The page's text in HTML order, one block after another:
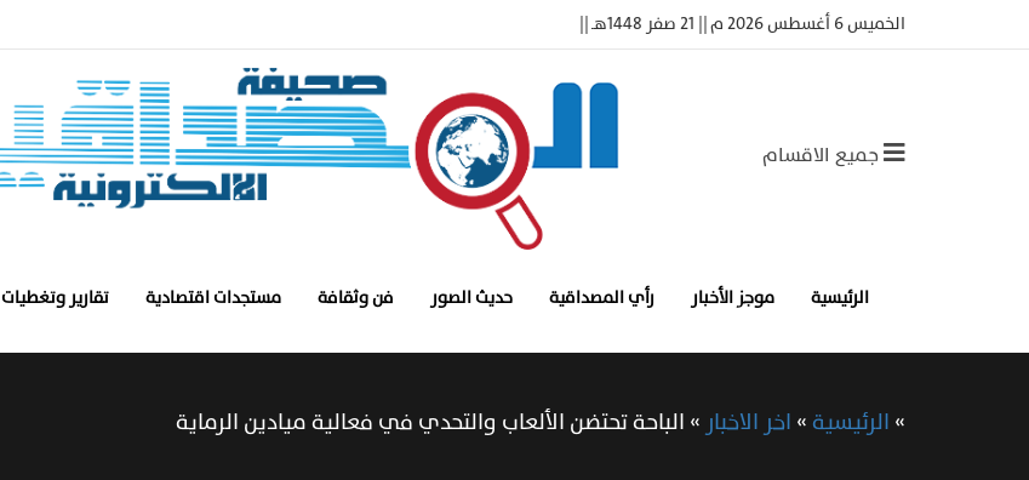
الخميس 6 أغسطس 2026 م || 21 صفر 1448هـ ||
جميع الاقسام
الرئيسية موجز الأخبار رأي المصداقية حديث الصور فن وثقافة مستجدات اقتصادية تقارير وتغطيات
»الرئيسية»اخر الاخبار »الباحة تحتضن الألعاب والتحدي في فعالية ميادين الرماية